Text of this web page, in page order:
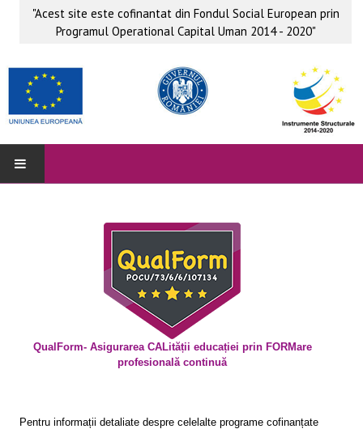
"Acest site este cofinantat din Fondul Social European prin
Programul Operational Capital Uman 2014 - 2020"
Beneficii
Activităţile proiectului
QualForm- Asigurarea CALității educației prin FORMare
profesională continuă
Pentru informații detaliate despre celelalte programe cofinanțate